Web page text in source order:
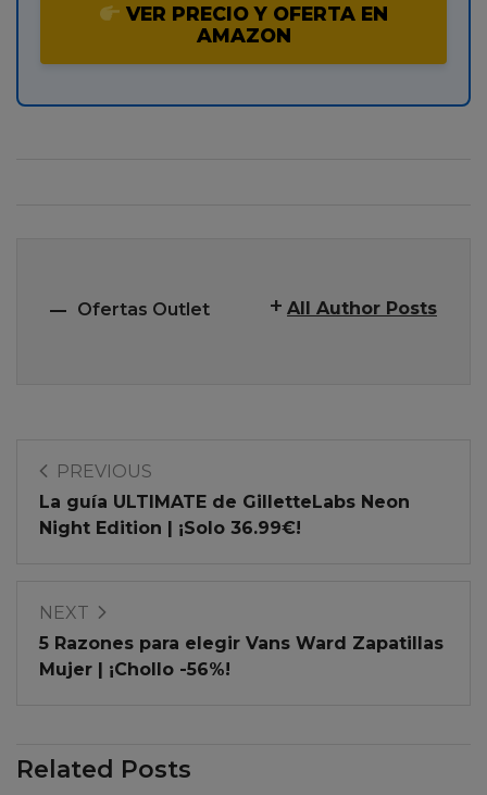
VER PRECIO Y OFERTA EN
AMAZON
Ofertas Outlet All Author Posts
PREVIOUS
La guía ULTIMATE de GilletteLabs Neon
Night Edition | ¡Solo 36.99€!
NEXT
5 Razones para elegir Vans Ward Zapatillas
Mujer | ¡Chollo -56%!
Related Posts